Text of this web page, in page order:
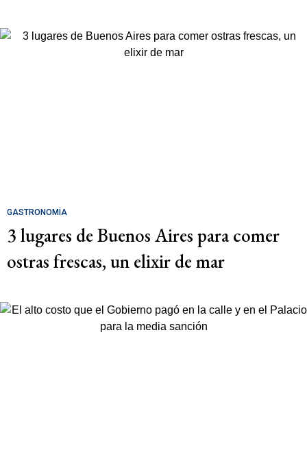
GASTRONOMÍA
3 lugares de Buenos Aires para comer
ostras frescas, un elixir de mar